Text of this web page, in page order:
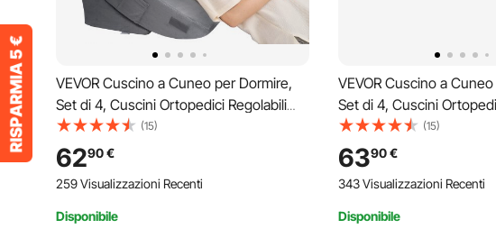
VEVOR Cuscino a Cuneo per Dormire,
Set di 4, Cuscini Ortopedici Regolabili
per Letto, Supporto per Gambe, Collo e
Spalle, per Mal di Schiena, Reflusso
Acido, Sollievo dal Russare, Grigio Scuro
(15)
6290€
259 Visualizzazioni Recenti
Disponibile
VEVOR Cuscino a
Set di 4, Cuscini
per Letto, Supporto per
Spalle, per Mal di
Acido, Sollievo dal
Bianco/Grigio
(15)
6390€
343 Visualizzazioni Recenti
Disponibile